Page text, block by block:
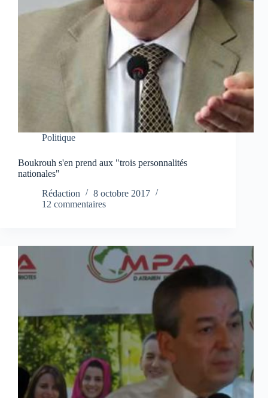
Politique
Boukrouh s'en prend aux "trois personnalités
nationales"
Rédaction
8 octobre 2017
12 commentaires